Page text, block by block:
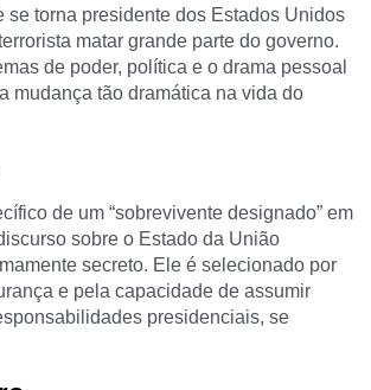
se torna presidente dos Estados Unidos
matar grande parte do governo.
de poder, política e o drama pessoal
mudança tão dramática na vida do
de um “sobrevivente designado” em
sobre o Estado da União
secreto. Ele é selecionado por
e pela capacidade de assumir
presidenciais, se